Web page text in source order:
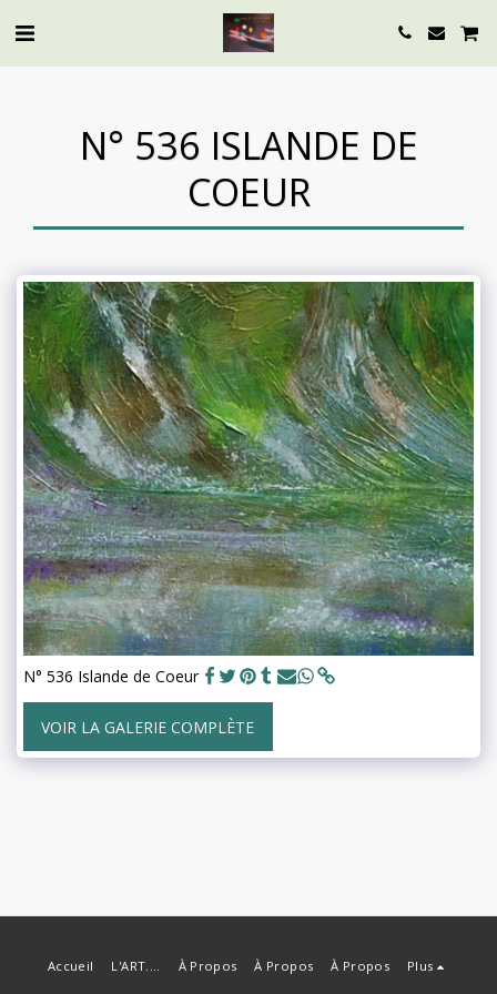
N° 536 ISLANDE DE
COEUR
N° 536 Islande de Coeur
VOIR LA GALERIE COMPLÈTE
Accueil L'ART.... À Propos À Propos À Propos Plus